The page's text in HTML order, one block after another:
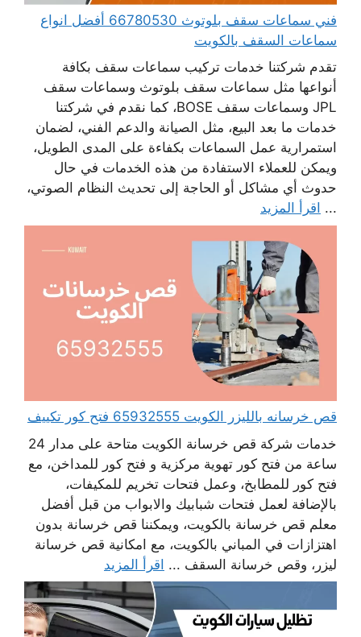
فني سماعات سقف بلوتوث 66780530 أفضل انواع
سماعات السقف بالكويت
تقدم شركتنا خدمات تركيب سماعات سقف بكافة
أنواعها مثل سماعات سقف بلوتوث وسماعات سقف
JPL وسماعات سقف BOSE، كما نقدم في شركتنا
خدمات ما بعد البيع، مثل الصيانة والدعم الفني، لضمان
استمرارية عمل السماعات بكفاءة على المدى الطويل،
ويمكن للعملاء الاستفادة من هذه الخدمات في حال
حدوث أي مشاكل أو الحاجة إلى تحديث النظام الصوتي،
... اقرأ المزيد
قص خرسانه بالليزر الكويت 65932555 فتح كور تكييف
خدمات شركة قص خرسانة الكويت متاحة على مدار 24
ساعة من فتح كور تهوية مركزية و فتح كور للمداخن، مع
فتح كور للمطابخ، وعمل فتحات تخريم للمكيفات،
بالإضافة لعمل فتحات شبابيك والابواب من قبل أفضل
معلم قص خرسانة بالكويت، ويمكننا قص خرسانة بدون
اهتزازات في المباني بالكويت، مع امكانية قص خرسانة
ليزر، وقص خرسانة السقف ... اقرأ المزيد